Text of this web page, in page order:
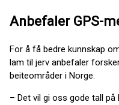
Anbefaler GPS-
For å få bedre kunnskap
lam til jerv anbefaler
beiteområder i Norge.
– Det vil gi oss gode tall